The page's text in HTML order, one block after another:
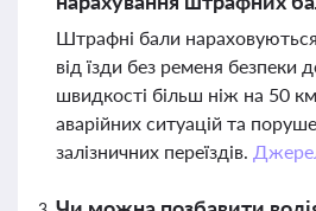
Штрафні бали
від їзди без ременя безпеки
швидкості більш ніж на 50
аварійних ситуацій та
залізничних переїздів.